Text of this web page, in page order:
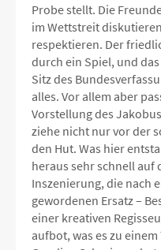
Probe stellt. Die
im Wettstreit
respektieren. Der
durch ein Spiel, und
Sitz des
alles. Vor allem aber
Vorstellung des
ziehe nicht nur vor der
den Hut. Was hier
heraus sehr schnell auf
Inszenierung, die nach
gewordenen Ersatz –
einer kreativen
aufbot, was es zu